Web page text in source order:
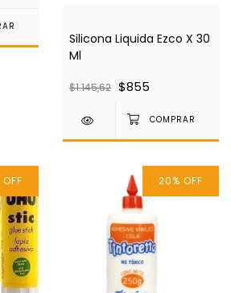
Silicona Liquida Ezco X 30
Ml
$1.145,62 $855
OFF 20% OFF